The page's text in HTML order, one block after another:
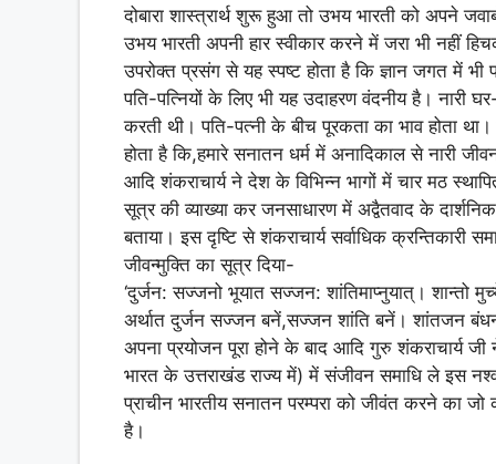
दोबारा शास्त्रार्थ शुरू हुआ तो उभय भारती को अपने
उभय भारती अपनी हार स्वीकार करने में जरा भी नहीं
उपरोक्त प्रसंग से यह स्पष्ट होता है कि ज्ञान जगत में
पति-पत्नियों के लिए भी यह उदाहरण वंदनीय है। नारी घर-
करती थी। पति-पत्नी के बीच पूरकता का भाव होता
होता है कि,हमारे सनातन धर्म में अनादिकाल से नारी
आदि शंकराचार्य ने देश के विभिन्न भागों में चार मठ
सूत्र की व्याख्या कर जनसाधारण में अद्वैतवाद के
बताया। इस दृष्टि से शंकराचार्य सर्वाधिक क्रन्तिकारी
जीवन्मुक्ति का सूत्र दिया-
‘दुर्जन: सज्जनो भूयात सज्जन: शांतिमाप्नुयात्। शान्तो
अर्थात दुर्जन सज्जन बनें,सज्जन शांति बनें। शांतजन
अपना प्रयोजन पूरा होने के बाद आदि गुरु शंकराचार्य जी
भारत के उत्तराखंड राज्य में) में संजीवन समाधि ले इस
प्राचीन भारतीय सनातन परम्परा को जीवंत करने का
है।